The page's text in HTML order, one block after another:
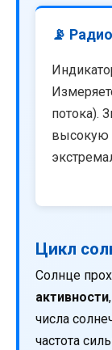
📡
потока).
высокую
Цикл
Солнце
активности
числа
частота